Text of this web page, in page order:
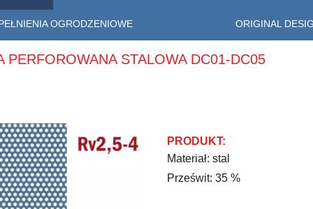
OGRODZENIOWE ORIGINAL
STALOWA DC01-DC05
PRODUKT:
Materiał: stal
Prześwit: 35 %